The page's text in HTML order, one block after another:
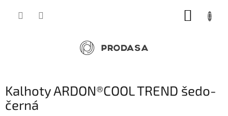
Kalhoty ARDON®COOL TREND šedo-
černá